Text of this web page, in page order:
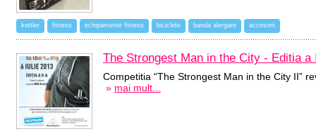
kettler fitness echipamente fitness biciclete banda alergare accesorii
The Strongest Man in the City - Editia a
Competitia “The Strongest Man in the City II”
» mai mult...